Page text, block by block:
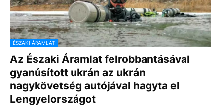
ÉSZAKI ÁRAMLAT
Az Északi Áramlat felrobbantásával
gyanúsított ukrán az ukrán
nagykövetség autójával hagyta el
Lengyelországot